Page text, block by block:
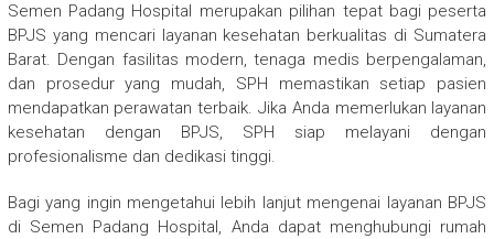
Semen Padang Hospital merupakan pilihan tepat bagi peserta
BPJS yang mencari layanan kesehatan berkualitas di Sumatera
Barat. Dengan fasilitas modern, tenaga medis berpengalaman,
dan prosedur yang mudah, SPH memastikan setiap pasien
mendapatkan perawatan terbaik. Jika Anda memerlukan layanan
kesehatan dengan BPJS, SPH siap melayani dengan
profesionalisme dan dedikasi tinggi.
Bagi yang ingin mengetahui lebih lanjut mengenai layanan BPJS
di Semen Padang Hospital, Anda dapat menghubungi rumah